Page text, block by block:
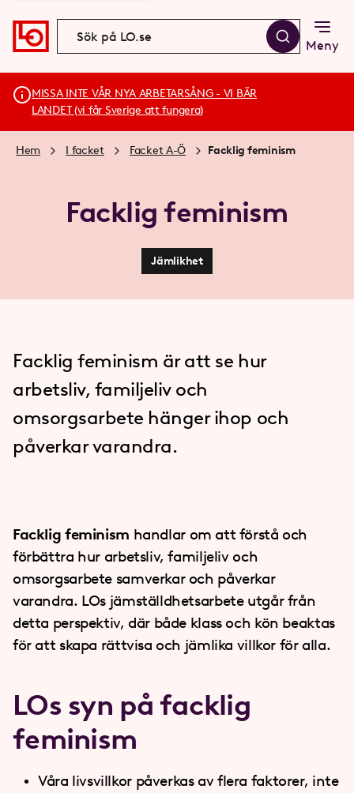
Meny
MISSA INTE VÅR NYA ARBETARSÅNG - VI BÄR
LANDET (vi får Sverige att fungera)
Hem I facket Facket A-Ö Facklig feminism
Facklig feminism
Jämlikhet
Facklig feminism är att se hur
arbetsliv, familjeliv och
omsorgsarbete hänger ihop och
påverkar varandra.
Facklig feminism handlar om att förstå och
förbättra hur arbetsliv, familjeliv och
omsorgsarbete samverkar och påverkar
varandra. LOs jämställdhetsarbete utgår från
detta perspektiv, där både klass och kön beaktas
för att skapa rättvisa och jämlika villkor för alla.
LOs syn på facklig
feminism
Våra livsvillkor påverkas av flera faktorer, inte